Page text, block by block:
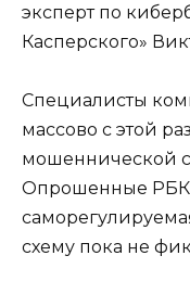
эксперт по
Касперского»
Специалисты
массово с этой
мошеннической
Опрошенные
схему пока не